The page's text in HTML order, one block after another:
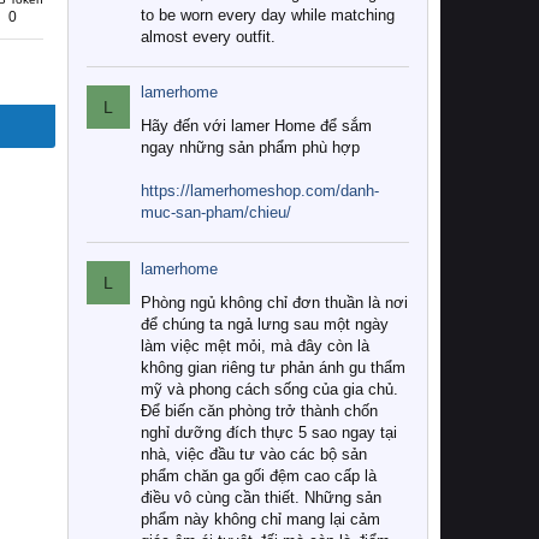
0
to be worn every day while matching
almost every outfit.
L
lamerhome
Hãy đến với lamer Home để sắm
ngay những sản phẩm phù hợp
https://lamerhomeshop.com/danh-
muc-san-pham/chieu/
L
lamerhome
Phòng ngủ không chỉ đơn thuần là nơi
để chúng ta ngả lưng sau một ngày
làm việc mệt mỏi, mà đây còn là
không gian riêng tư phản ánh gu thẩm
mỹ và phong cách sống của gia chủ.
Để biến căn phòng trở thành chốn
nghỉ dưỡng đích thực 5 sao ngay tại
nhà, việc đầu tư vào các bộ sản
phẩm chăn ga gối đệm cao cấp là
điều vô cùng cần thiết. Những sản
phẩm này không chỉ mang lại cảm